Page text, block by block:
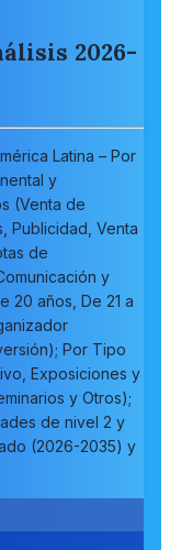
2026-
Latina – Por
y
(Venta de
Publicidad, Venta
de
y
20 años, De 21 a
Por Tipo
Exposiciones y
y Otros);
de nivel 2 y
(2026-2035) y